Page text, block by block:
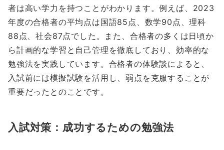
者は高い学力を持つことがわかります。例えば、2023
年度の合格者の平均点は国語85点、数学90点、理科
88点、社会87点でした。また、合格者の多くは日頃か
ら計画的な学習と自己管理を徹底しており、効率的な
勉強法を実践しています。合格者の体験談によると、
入試前には模擬試験を活用し、弱点を克服することが
重要だったとのことです。
入試対策：成功するための勉強法